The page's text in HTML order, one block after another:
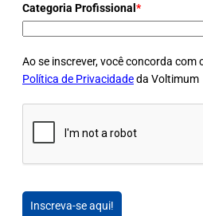
Categoria Profissional *
Ao se inscrever, você concorda com
Política de Privacidadeda Voltimum
Inscreva-se aqui!